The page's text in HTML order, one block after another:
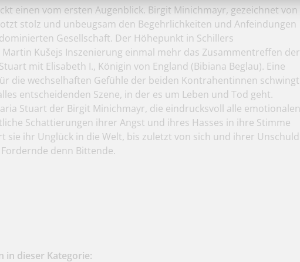
einen vom ersten Augenblick. Birgit Minichmayr, gezeichnet von
stolz und unbeugsam den Begehrlichkeiten und Anfeindungen
Gesellschaft. Der Höhepunkt in Schillers
Kušejs Inszenierung einmal mehr das Zusammentreffen der
mit Elisabeth I., Königin von England (Bibiana Beglau). Eine
die wechselhaften Gefühle der beiden Kontrahentinnen schwingt
entscheidenden Szene, in der es um Leben und Tod geht.
Stuart der Birgit Minichmayr, die eindrucksvoll alle emotionalen
Schattierungen ihrer Angst und ihres Hasses in ihre Stimme
sie ihr Unglück in die Welt, bis zuletzt von sich und ihrer Unschuld
denn Bittende.
in dieser Kategorie: